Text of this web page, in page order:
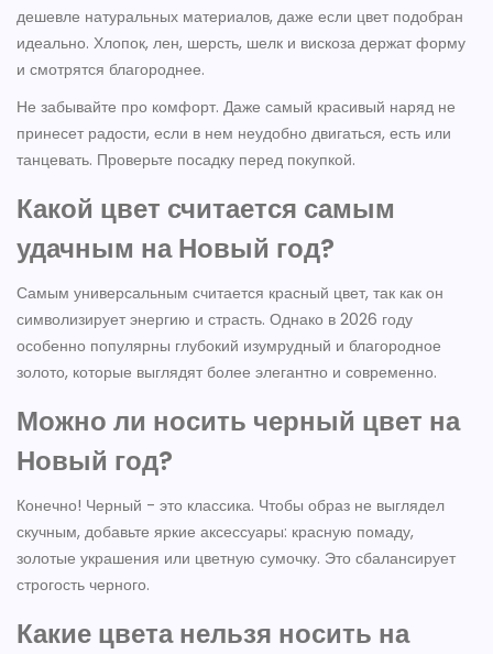
дешевле натуральных материалов, даже если цвет подобран
идеально. Хлопок, лен, шерсть, шелк и вискоза держат форму
и смотрятся благороднее.
Не забывайте про комфорт. Даже самый красивый наряд не
принесет радости, если в нем неудобно двигаться, есть или
танцевать. Проверьте посадку перед покупкой.
Какой цвет считается самым
удачным на Новый год?
Самым универсальным считается красный цвет, так как он
символизирует энергию и страсть. Однако в 2026 году
особенно популярны глубокий изумрудный и благородное
золото, которые выглядят более элегантно и современно.
Можно ли носить черный цвет на
Новый год?
Конечно! Черный - это классика. Чтобы образ не выглядел
скучным, добавьте яркие аксессуары: красную помаду,
золотые украшения или цветную сумочку. Это сбалансирует
строгость черного.
Какие цвета нельзя носить на